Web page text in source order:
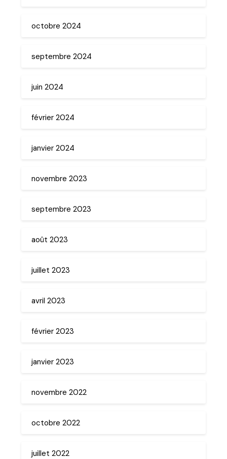
octobre 2024
septembre 2024
juin 2024
février 2024
janvier 2024
novembre 2023
septembre 2023
août 2023
juillet 2023
avril 2023
février 2023
janvier 2023
novembre 2022
octobre 2022
juillet 2022